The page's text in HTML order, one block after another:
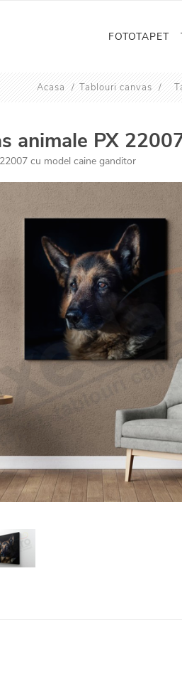
FOTOTAPET
Acasa / Tablouri canvas /
animale PX
cu model caine ganditor